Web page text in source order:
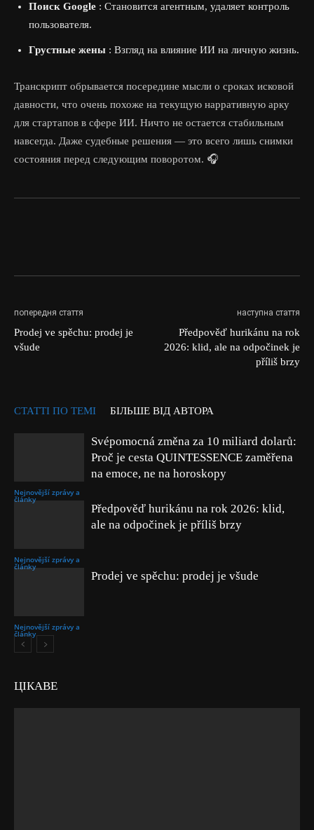
Поиск Google : Становится агентным, удаляет контроль
пользователя.
Грустные жены : Взгляд на влияние ИИ на личную жизнь.
Транскрипт обрывается посередине мысли о сроках исковой
давности, что очень похоже на текущую нарративную арку
для стартапов в сфере ИИ. Ничто не остается стабильным
навсегда. Даже судебные решения — это всего лишь снимки
состояния перед следующим поворотом. 🎧
попередня стаття
Prodej ve spěchu: prodej je
všude
наступна стаття
Předpověď hurikánu na rok
2026: klid, ale na odpočinek je
příliš brzy
СТАТТІ ПО ТЕМІ БІЛЬШЕ ВІД АВТОРА
Nejnovější zprávy a
články
Svépomocná změna za 10 miliard dolarů:
Proč je cesta QUINTESSENCE zaměřena
na emoce, ne na horoskopy
Nejnovější zprávy a
články
Předpověď hurikánu na rok 2026: klid,
ale na odpočinek je příliš brzy
Nejnovější zprávy a
články
Prodej ve spěchu: prodej je všude
ЦІКАВЕ